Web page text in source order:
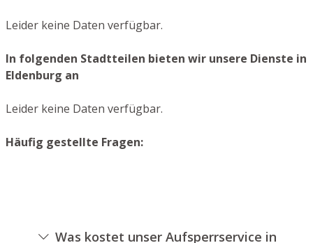
Leider keine Daten verfügbar.
In folgenden Stadtteilen bieten wir unsere Dienste in
Eldenburg an
Leider keine Daten verfügbar.
Häufig gestellte Fragen:
Was kostet unser Aufsperrservice in